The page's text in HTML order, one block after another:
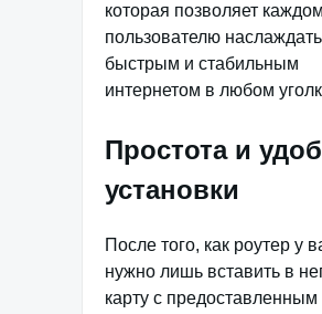
которая позволяет
пользователю
быстрым и стабильным
интернетом в любом
Простота и
установки
После того, как роутер у
нужно лишь вставить в
карту с предоставленным